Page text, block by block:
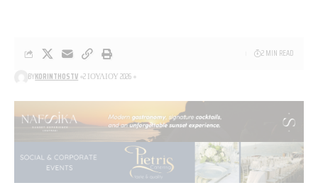
BYKORINTHOSTV 2 ΙΟΥΛΊΟΥ 2026
2 MIN READ